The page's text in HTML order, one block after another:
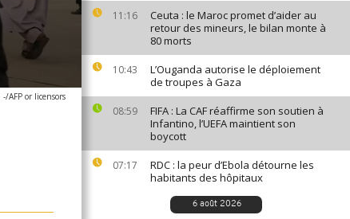
11:16
Ceuta : le Maroc promet d’aider au
retour des mineurs, le bilan monte à
80 morts
10:43
L’Ouganda autorise le déploiement
de troupes à Gaza
08:59
FIFA : La CAF réaffirme son soutien à
Infantino, l’UEFA maintient son
boycott
07:17
RDC : la peur d’Ebola détourne les
habitants des hôpitaux
6 août 2026
-/AFP or licensors